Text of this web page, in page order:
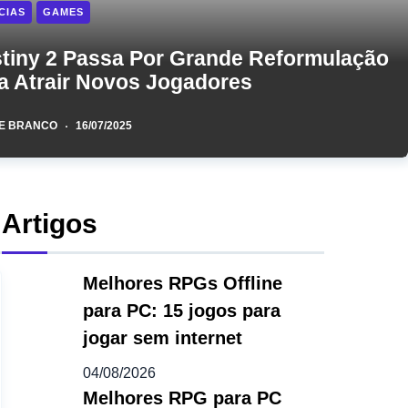
GAMES
2 Passa Por Grande Reformulação
Atrair Novos Jogadores
BRANCO 16/07/2025
Artigos
Melhores RPGs Offline
para PC: 15 jogos para
jogar sem internet
04/08/2026
Melhores RPG para PC